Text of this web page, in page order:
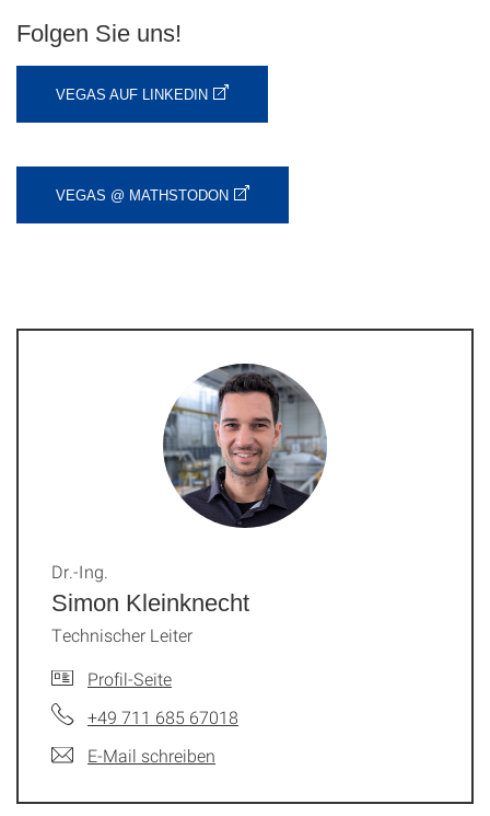
Folgen Sie uns!
VEGAS AUF LINKEDIN
VEGAS @ MATHSTODON
Simon Kleinknecht
Dr.-Ing.
Technischer Leiter
Profil-Seite
+49 711 685 67018
E-Mail schreiben